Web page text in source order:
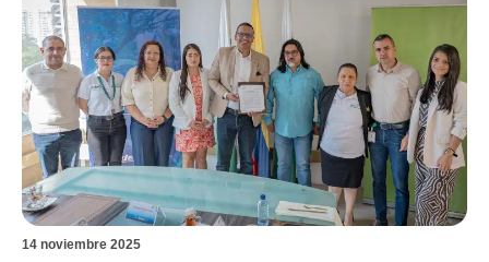
14 noviembre 2025